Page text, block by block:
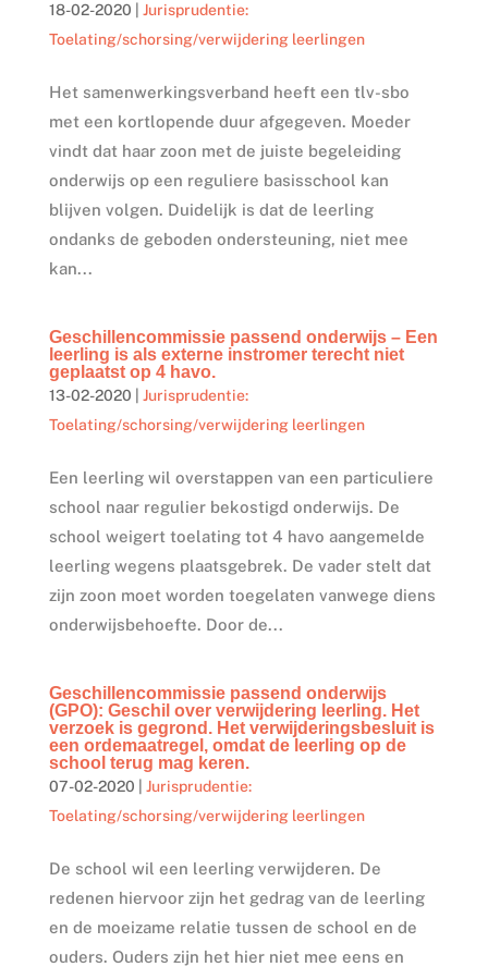
18-02-2020
Jurisprudentie:
Toelating/schorsing/verwijdering leerlingen
Het samenwerkingsverband heeft een tlv-sbo
met een kortlopende duur afgegeven. Moeder
vindt dat haar zoon met de juiste begeleiding
onderwijs op een reguliere basisschool kan
blijven volgen. Duidelijk is dat de leerling
ondanks de geboden ondersteuning, niet mee
kan...
Geschillencommissie passend onderwijs – Een
leerling is als externe instromer terecht niet
geplaatst op 4 havo.
13-02-2020
Jurisprudentie:
Toelating/schorsing/verwijdering leerlingen
Een leerling wil overstappen van een particuliere
school naar regulier bekostigd onderwijs. De
school weigert toelating tot 4 havo aangemelde
leerling wegens plaatsgebrek. De vader stelt dat
zijn zoon moet worden toegelaten vanwege diens
onderwijsbehoefte. Door de...
Geschillencommissie passend onderwijs
(GPO): Geschil over verwijdering leerling. Het
verzoek is gegrond. Het verwijderingsbesluit is
een ordemaatregel, omdat de leerling op de
school terug mag keren.
07-02-2020
Jurisprudentie:
Toelating/schorsing/verwijdering leerlingen
De school wil een leerling verwijderen. De
redenen hiervoor zijn het gedrag van de leerling
en de moeizame relatie tussen de school en de
ouders. Ouders zijn het hier niet mee eens en